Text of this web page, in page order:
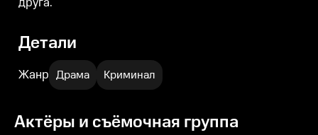
Детали
Жанр Драма Криминал
Актёры и съёмочная группа